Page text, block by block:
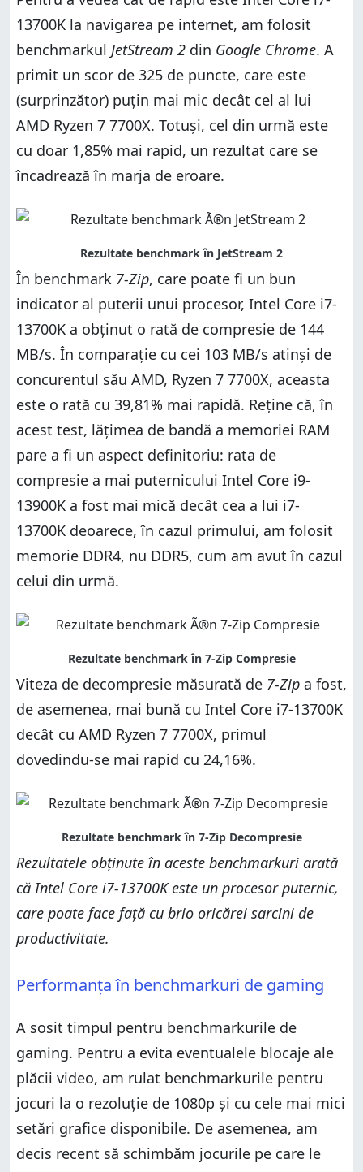
13700K la navigarea pe internet, am folosit
benchmarkul JetStream 2 din Google Chrome. A
primit un scor de 325 de puncte, care este
(surprinzător) puțin mai mic decât cel al lui
AMD Ryzen 7 7700X. Totuși, cel din urmă este
cu doar 1,85% mai rapid, un rezultat care se
încadrează în marja de eroare.
În benchmark 7-Zip, care poate fi un bun
indicator al puterii unui procesor, Intel Core i7-
13700K a obținut o rată de compresie de 144
MB/s. În comparație cu cei 103 MB/s atinși de
concurentul său AMD, Ryzen 7 7700X, aceasta
este o rată cu 39,81% mai rapidă. Reține că, în
acest test, lățimea de bandă a memoriei RAM
pare a fi un aspect definitoriu: rata de
compresie a mai puternicului Intel Core i9-
13900K a fost mai mică decât cea a lui i7-
13700K deoarece, în cazul primului, am folosit
memorie DDR4, nu DDR5, cum am avut în cazul
celui din urmă.
Viteza de decompresie măsurată de 7-Zip a fost,
de asemenea, mai bună cu Intel Core i7-13700K
decât cu AMD Ryzen 7 7700X, primul
dovedindu-se mai rapid cu 24,16%.
Rezultatele obținute în aceste benchmarkuri arată
că Intel Core i7-13700K este un procesor puternic,
care poate face față cu brio oricărei sarcini de
productivitate.
Performanța în benchmarkuri de gaming
A sosit timpul pentru benchmarkurile de
gaming. Pentru a evita eventualele blocaje ale
plăcii video, am rulat benchmarkurile pentru
jocuri la o rezoluție de 1080p și cu cele mai mici
setări grafice disponibile. De asemenea, am
decis recent să schimbăm jocurile pe care le